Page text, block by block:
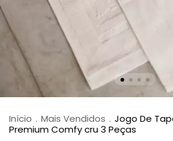
Início . Mais Vendidos . Jogo De
Premium Comfy cru 3 Peças